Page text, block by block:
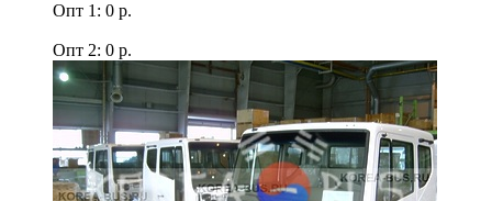
Опт 1: 0 р.
Опт 2: 0 р.